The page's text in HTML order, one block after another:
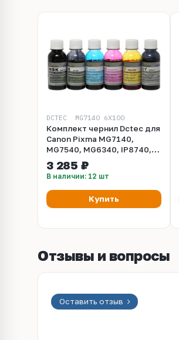
DCTEC_ MG7140_6X100
Комплект чернил Dctec для
Canon Pixma MG7140,
MG7540, MG6340, IP8740,
MG8140, MG6240, MG8240,
MG6140, MG7740, TS8040,
TS9040, MG7720, MP980,
MP990, MP620, MP630. 6 x
100 мл
3 285 ₽
В наличии: 12 шт
Купить
Отзывы и вопросы
Оставить отзыв